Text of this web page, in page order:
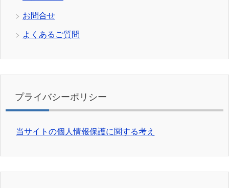
お問合せ
よくあるご質問
プライバシーポリシー
当サイトの個人情報保護に関する考え